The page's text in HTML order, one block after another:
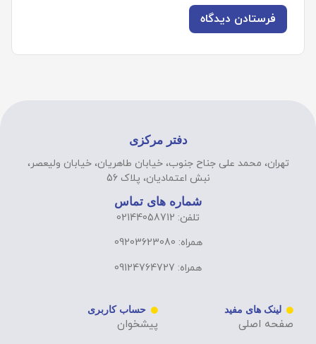
دفتر مرکزی
تهران، محمد علی جناح جنوب، خیابان طاهریان، خیابان ولیعصر،
نبش اعتمادیان، پلاک 56
شماره های تماس
تلفن: 02144058712
همراه: 09203623080
همراه: 09124764727
لینک های مفید
صفحه اصلی
حساب کاربری
پیشخوان